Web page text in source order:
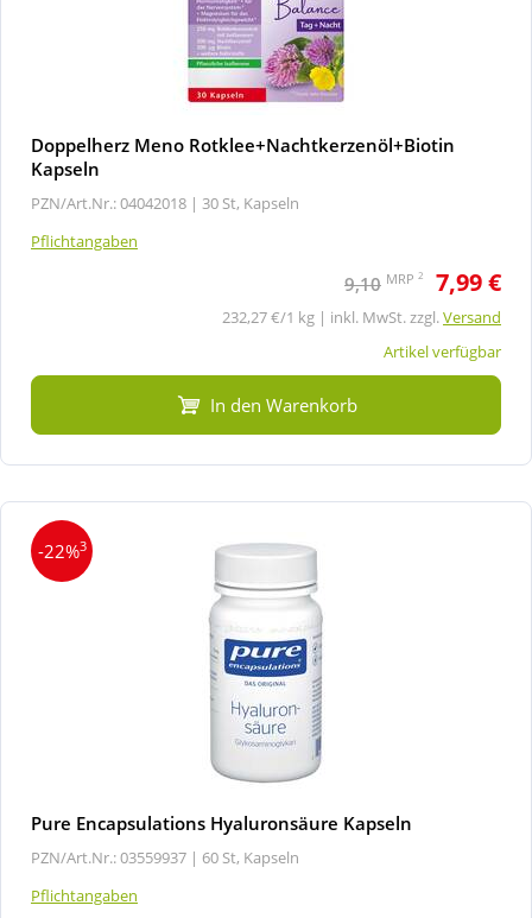
Doppelherz Meno Rotklee+Nachtkerzenöl+Biotin
Kapseln
PZN/Art.Nr.: 04042018 | 30 St, Kapseln
Pflichtangaben
9,10 MRP 2 7,99 €
232,27 €/1 kg | inkl. MwSt. zzgl.Versand
Artikel verfügbar
In den Warenkorb
-22%3
Pure Encapsulations Hyaluronsäure Kapseln
PZN/Art.Nr.: 03559937 | 60 St, Kapseln
Pflichtangaben